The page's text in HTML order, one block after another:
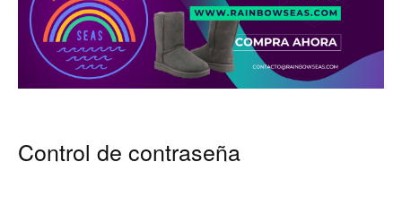
Control de contraseña